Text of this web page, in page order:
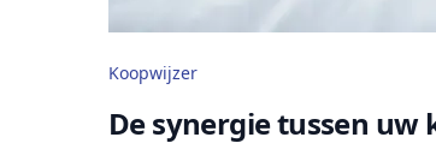
Koopwijzer
De synergie tussen uw